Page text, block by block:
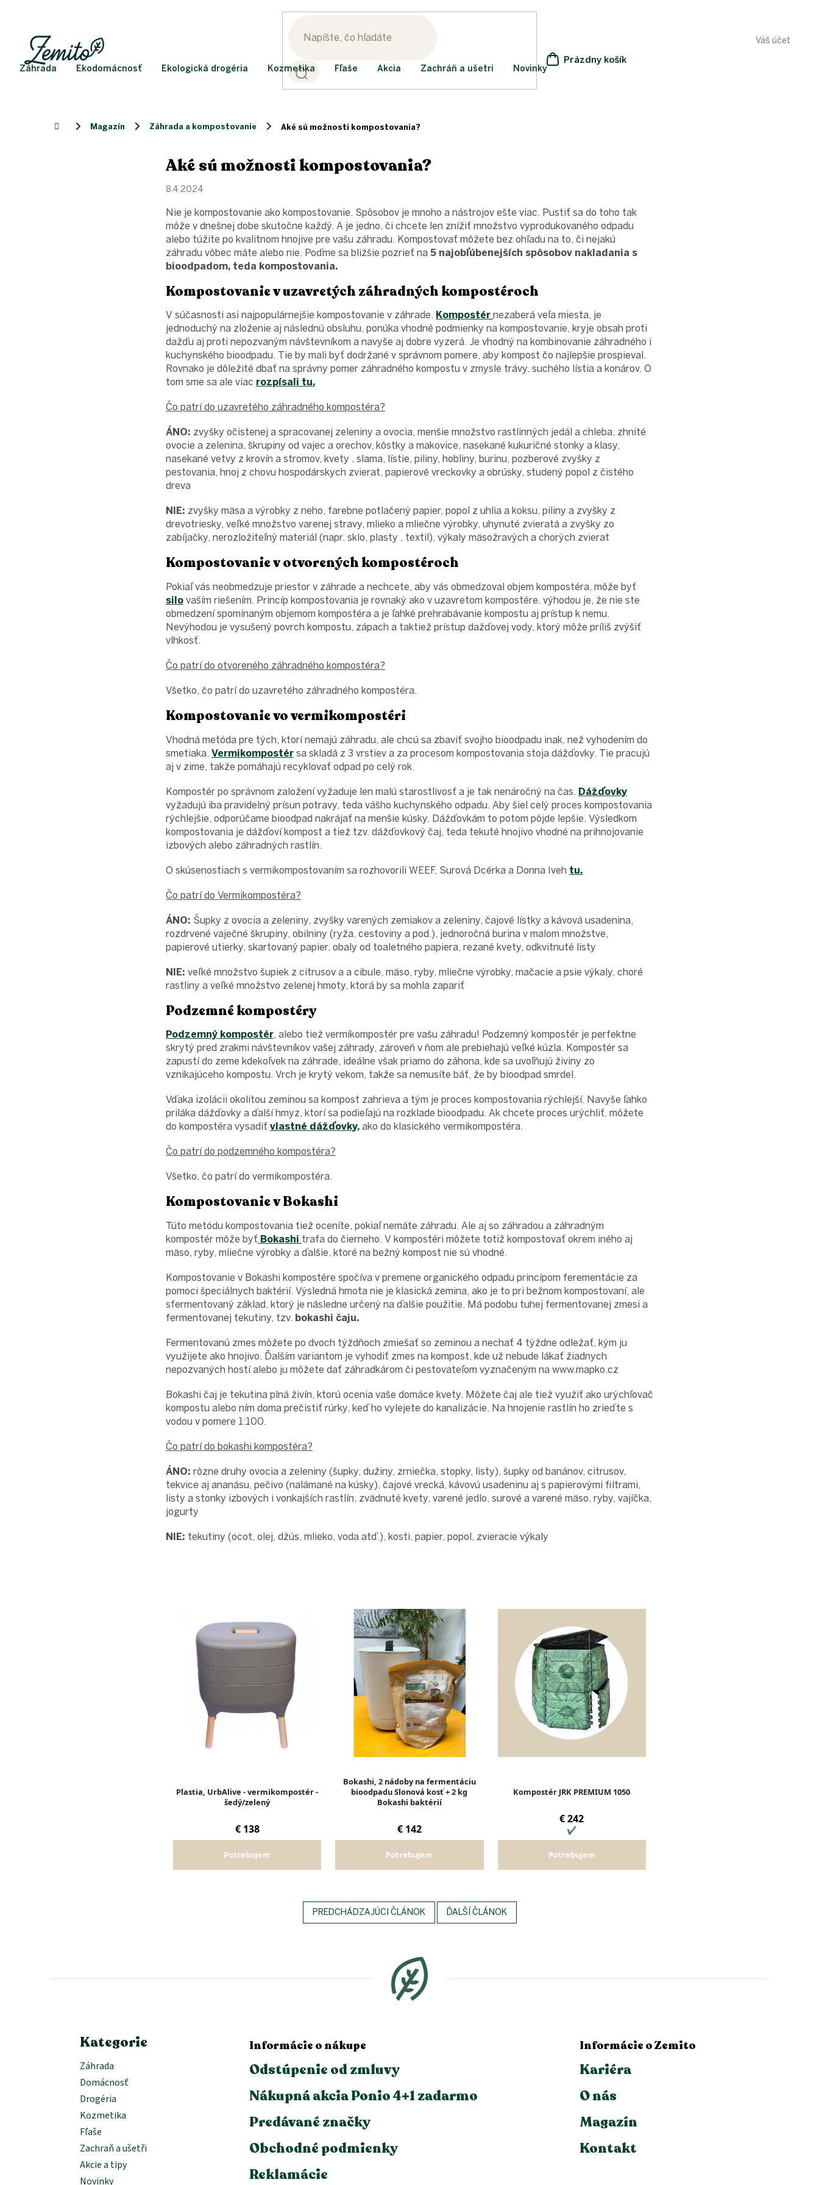
Váš účet
NÁKUPNÝ
Prázdny košík
Záhrada Ekodomácnosť Ekologická drogéria Kozmetika Fľaše Akcia Zachráň a ušetri Novinky
DomovMagazín Záhrada a kompostovanie Aké sú možnosti kompostovania?
Aké sú možnosti kompostovania?
8.4.2024
Nie je kompostovanie ako kompostovanie. Spôsobov je mnoho a nástrojov ešte viac. Pustiť sa do toho tak
môže v dnešnej dobe skutočne každý. A je jedno, či chcete len znížiť množstvo vyprodukovaného odpadu
alebo túžite po kvalitnom hnojive pre vašu záhradu. Kompostovať môžete bez ohľadu na to, či nejakú
záhradu vôbec máte alebo nie. Poďme sa bližšie pozrieť na 5 najobľúbenejších spôsobov nakladania s
bioodpadom, teda kompostovania.
Kompostovanie v uzavretých záhradných kompostéroch
V súčasnosti asi najpopulárnejšie kompostovanie v záhrade. Kompostér nezaberá veľa miesta, je
jednoduchý na zloženie aj následnú obsluhu, ponúka vhodné podmienky na kompostovanie, kryje obsah proti
dažďu aj proti nepozvaným návštevníkom a navyše aj dobre vyzerá. Je vhodný na kombinovanie záhradného i
kuchynského bioodpadu. Tie by mali byť dodržané v správnom pomere, aby kompost čo najlepšie prospieval.
Rovnako je dôležité dbať na správny pomer záhradného kompostu v zmysle trávy, suchého lístia a konárov. O
tom sme sa ale viac rozpísali tu.
Čo patrí do uzavretého záhradného kompostéra?
ÁNO: zvyšky očistenej a spracovanej zeleniny a ovocia, menšie množstvo rastlinných jedál a chleba, zhnité
ovocie a zelenina, škrupiny od vajec a orechov, kôstky a makovice, nasekané kukuričné stonky a klasy,
nasekané vetvy z krovín a stromov, kvety , slama, lístie, piliny, hobliny, burinu, pozberové zvyšky z
pestovania, hnoj z chovu hospodárskych zvierat, papierové vreckovky a obrúsky, studený popol z čistého
dreva
NIE: zvyšky mäsa a výrobky z neho, farebne potlačený papier, popol z uhlia a koksu, piliny a zvyšky z
drevotriesky, veľké množstvo varenej stravy, mlieko a mliečne výrobky, uhynuté zvieratá a zvyšky zo
zabíjačky, nerozložiteľný materiál (napr. sklo, plasty , textil), výkaly mäsožravých a chorých zvierat
Kompostovanie v otvorených kompostéroch
Pokiaľ vás neobmedzuje priestor v záhrade a nechcete, aby vás obmedzoval objem kompostéra, môže byť
silo vaším riešením. Princíp kompostovania je rovnaký ako v uzavretom kompostére. výhodou je, že nie ste
obmedzení spomínaným objemom kompostéra a je ľahké prehrabávanie kompostu aj prístup k nemu.
Nevýhodou je vysušený povrch kompostu, zápach a taktiež prístup dažďovej vody, ktorý môže príliš zvýšiť
vlhkosť.
Čo patrí do otvoreného záhradného kompostéra?
Všetko, čo patrí do uzavretého záhradného kompostéra.
Kompostovanie vo vermikompostéri
Vhodná metóda pre tých, ktorí nemajú záhradu, ale chcú sa zbaviť svojho bioodpadu inak, než vyhodením do
smetiaka. Vermikompostér sa skladá z 3 vrstiev a za procesom kompostovania stoja dážďovky. Tie pracujú
aj v zime, takže pomáhajú recyklovať odpad po celý rok.
Kompostér po správnom založení vyžaduje len malú starostlivosť a je tak nenáročný na čas. Dážďovky
vyžadujú iba pravidelný prísun potravy, teda vášho kuchynského odpadu. Aby šiel celý proces kompostovania
rýchlejšie, odporúčame bioodpad nakrájať na menšie kúsky. Dážďovkám to potom pôjde lepšie. Výsledkom
kompostovania je dážďoví kompost a tiež tzv. dážďovkový čaj, teda tekuté hnojivo vhodné na prihnojovanie
izbových alebo záhradných rastlín.
O skúsenostiach s vermikompostovaním sa rozhovorili WEEF, Surová Dcérka a Donna Iveh tu.
Čo patrí do Vermikompostéra?
ÁNO: Šupky z ovocia a zeleniny, zvyšky varených zemiakov a zeleniny, čajové lístky a kávová usadenina,
rozdrvené vaječné škrupiny, obilniny (ryža, cestoviny a pod.), jednoročná burina v malom množstve,
papierové utierky, skartovaný papier, obaly od toaletného papiera, rezané kvety, odkvitnuté listy
NIE: veľké množstvo šupiek z citrusov a a cibule, mäso, ryby, mliečne výrobky, mačacie a psie výkaly, choré
rastliny a veľké množstvo zelenej hmoty, ktorá by sa mohla zapariť
Podzemné kompostéry
Podzemný kompostér, alebo tiež vermikompostér pre vašu záhradu! Podzemný kompostér je perfektne
skrytý pred zrakmi návštevníkov vašej záhrady, zároveň v ňom ale prebiehajú veľké kúzla. Kompostér sa
zapustí do zeme kdekoľvek na záhrade, ideálne však priamo do záhona, kde sa uvoľňujú živiny zo
vznikajúceho kompostu. Vrch je krytý vekom, takže sa nemusíte báť, že by bioodpad smrdel.
Vďaka izolácii okolitou zeminou sa kompost zahrieva a tým je proces kompostovania rýchlejší. Navyše ľahko
priláka dážďovky a ďalší hmyz, ktorí sa podieľajú na rozklade bioodpadu. Ak chcete proces urýchliť, môžete
do kompostéra vysadiť vlastné dážďovky, ako do klasického vermikompostéra.
Čo patrí do podzemného kompostéra?
Všetko, čo patrí do vermikompostéra.
Kompostovanie v Bokashi
Túto metódu kompostovania tiež oceníte, pokiaľ nemáte záhradu. Ale aj so záhradou a záhradným
kompostér môže byť Bokashi trafa do čierneho. V kompostéri môžete totiž kompostovať okrem iného aj
mäso, ryby, mliečne výrobky a ďalšie, ktoré na bežný kompost nie sú vhodné.
Kompostovanie v Bokashi kompostére spočíva v premene organického odpadu princípom ferementácie za
pomoci špeciálnych baktérií. Výsledná hmota nie je klasická zemina, ako je to pri bežnom kompostovaní, ale
sfermentovaný základ, ktorý je následne určený na ďalšie použitie. Má podobu tuhej fermentovanej zmesi a
fermentovanej tekutiny, tzv. bokashi čaju.
Fermentovanú zmes môžete po dvoch týždňoch zmiešať so zeminou a nechať 4 týždne odležať, kým ju
využijete ako hnojivo. Ďalším variantom je vyhodiť zmes na kompost, kde už nebude lákať žiadnych
nepozvaných hostí alebo ju môžete dať záhradkárom či pestovateľom vyznačeným na www.mapko.cz
Bokashi čaj je tekutina plná živín, ktorú ocenia vaše domáce kvety. Môžete čaj ale tiež využiť ako urýchľovač
kompostu alebo ním doma prečistiť rúrky, keď ho vylejete do kanalizácie. Na hnojenie rastlín ho zrieďte s
vodou v pomere 1:100.
Čo patrí do bokashi kompostéra?
ÁNO: rôzne druhy ovocia a zeleniny (šupky, dužiny, zrniečka, stopky, listy), šupky od banánov, citrusov,
tekvice aj ananásu, pečivo (nalámané na kúsky), čajové vrecká, kávovú usadeninu aj s papierovými filtrami,
listy a stonky izbových i vonkajších rastlín, zvädnuté kvety, varené jedlo, surové a varené mäso, ryby, vajíčka,
jogurty
NIE: tekutiny (ocot, olej, džús, mlieko, voda atď.), kosti, papier, popol, zvieracie výkaly
PREDCHÁDZAJÚCI ČLÁNOK ĎALŠÍ ČLÁNOK
Kategorie
Záhrada
Domácnosť
Drogéria
Kozmetika
Fľaše
Zachraň a ušetři
Akcie a tipy
Novinky
Informácie o nákupe
Odstúpenie od zmluvy
Nákupná akcia Ponio 4+1 zadarmo
Predávané značky
Obchodné podmienky
Reklamácie
Informácie o Zemito
Kariéra
O nás
Magazín
Kontakt